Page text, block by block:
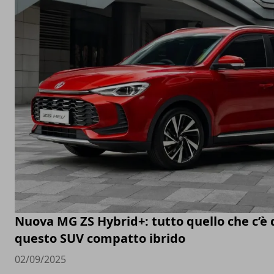
Nuova MG ZS Hybrid+: tutto quello che c’è
questo SUV compatto ibrido
02/09/2025